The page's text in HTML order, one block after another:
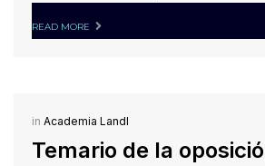
READ MORE
in Academia Landl
Temario de la